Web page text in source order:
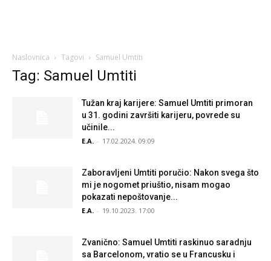
Naslovnica Tagovi Samuel Umtiti
Tag: Samuel Umtiti
Tužan kraj karijere: Samuel Umtiti primoran
u 31. godini završiti karijeru, povrede su
učinile...
E.A. - 17.02.2024. 09:09
Zaboravljeni Umtiti poručio: Nakon svega što
mi je nogomet priuštio, nisam mogao
pokazati nepoštovanje...
E.A. - 19.10.2023. 17:00
Zvanično: Samuel Umtiti raskinuo saradnju
sa Barcelonom, vratio se u Francusku i